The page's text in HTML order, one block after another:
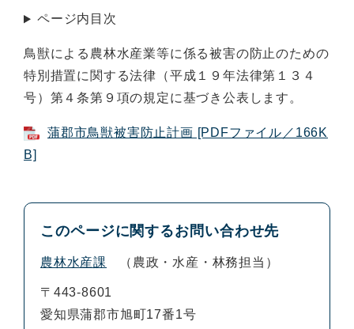
ページ内目次
鳥獣による農林水産業等に係る被害の防止のための
特別措置に関する法律（平成１９年法律第１３４
号）第４条第９項の規定に基づき公表します。
蒲郡市鳥獣被害防止計画 [PDFファイル／166K
B]
このページに関するお問い合わせ先
農林水産課 農政・水産・林務担当
〒443-8601
愛知県蒲郡市旭町17番1号